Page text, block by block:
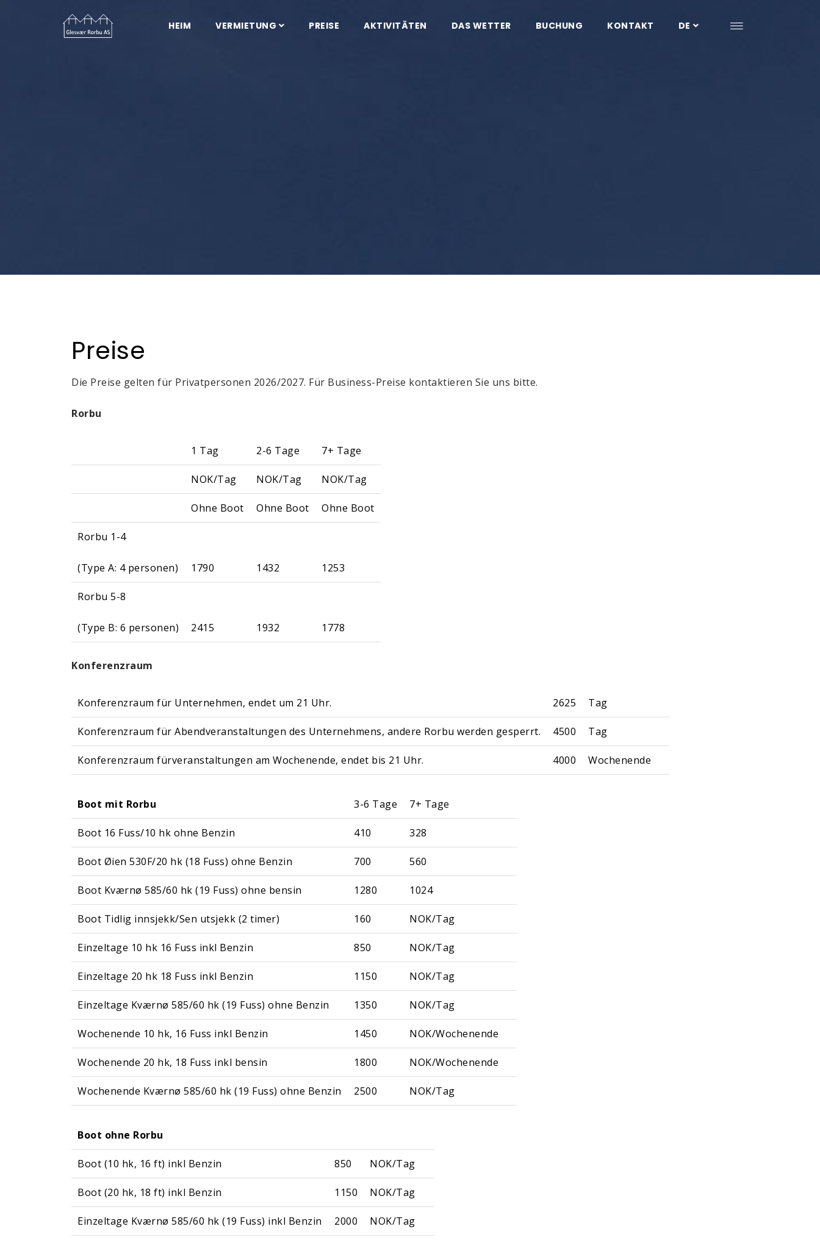
HEIM VERMIETUNG PREISE AKTIVITÄTEN DAS WETTER BUCHUNG KONTAKT DE
Preise
Die Preise gelten für Privatpersonen 2026/2027. Für Business-Preise kontaktieren Sie uns bitte.
Rorbu
1 Tag 2-6 Tage 7+ Tage
NOK/Tag NOK/Tag NOK/Tag
Ohne Boot Ohne Boot Ohne Boot
Rorbu 1-4
(Type A: 4 personen) 1790 1432 1253
Rorbu 5-8
(Type B: 6 personen) 2415 1932 1778
Konferenzraum
Konferenzraum für Unternehmen, endet um 21 Uhr. 2625 Tag
Konferenzraum für Abendveranstaltungen des Unternehmens, andere Rorbu werden gesperrt. 4500 Tag
Konferenzraum fürveranstaltungen am Wochenende, endet bis 21 Uhr. 4000 Wochenende
Boot mit Rorbu 3-6 Tage 7+ Tage
Boot 16 Fuss/10 hk ohne Benzin 410 328
Boot Øien 530F/20 hk (18 Fuss) ohne Benzin 700 560
Boot Kværnø 585/60 hk (19 Fuss) ohne bensin 1280 1024
Boot Tidlig innsjekk/Sen utsjekk (2 timer) 160 NOK/Tag
Einzeltage 10 hk 16 Fuss inkl Benzin 850 NOK/Tag
Einzeltage 20 hk 18 Fuss inkl Benzin 1150 NOK/Tag
Einzeltage Kværnø 585/60 hk (19 Fuss) ohne Benzin 1350 NOK/Tag
Wochenende 10 hk, 16 Fuss inkl Benzin 1450 NOK/Wochenende
Wochenende 20 hk, 18 Fuss inkl bensin 1800 NOK/Wochenende
Wochenende Kværnø 585/60 hk (19 Fuss) ohne Benzin 2500 NOK/Tag
Boot ohne Rorbu
Boot (10 hk, 16 ft) inkl Benzin 850 NOK/Tag
Boot (20 hk, 18 ft) inkl Benzin 1150 NOK/Tag
Einzeltage Kværnø 585/60 hk (19 Fuss) inkl Benzin 2000 NOK/Tag